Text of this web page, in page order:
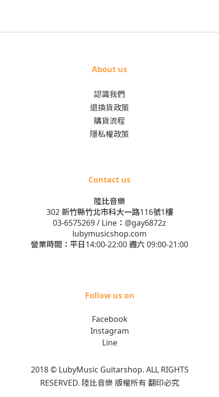
About us
認識我們
退換貨政策
購貨流程
隱私權政策
Contact us
陸比音樂
302 新竹縣竹北市科大一路116號1樓
03-6575269/ Line： @gay6872z
lubymusicshop.com
營業時間：平日14:00-22:00 週六 09:00-21:00
Follow us on
Facebook
Instagram
Line
2018 © LubyMusic Guitarshop. ALL RIGHTS
RESERVED. 陸比音樂 版權所有 翻印必究